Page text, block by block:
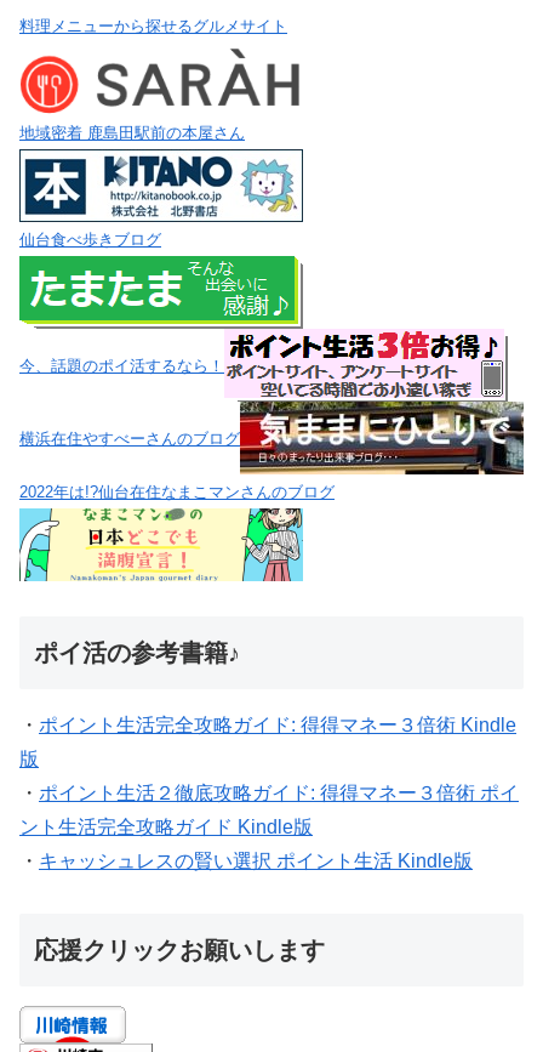
料理メニューから探せるグルメサイト
地域密着 鹿島田駅前の本屋さん
仙台食べ歩きブログ
今、話題のポイ活するなら！
横浜在住やすべーさんのブログ
2022年は!?仙台在住なまこマンさんのブログ
ポイ活の参考書籍♪
・ ポイント生活完全攻略ガイド: 得得マネー３倍術 Kindle
版
・ ポイント生活２徹底攻略ガイド: 得得マネー３倍術 ポイ
ント生活完全攻略ガイド Kindle版
・ キャッシュレスの賢い選択 ポイント生活 Kindle版
応援クリックお願いします